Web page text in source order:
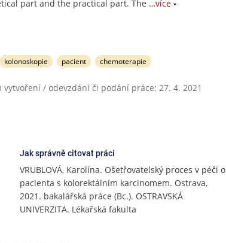
part and the practical part. The …více
kolonoskopie pacient chemoterapie
vytvoření / odevzdání či podání práce: 27. 4. 2021
Jak správně citovat práci
VRUBLOVÁ, Karolína. Ošetřovatelský proces v péči o
pacienta s kolorektálním karcinomem. Ostrava,
2021. bakalářská práce (Bc.). OSTRAVSKÁ
UNIVERZITA. Lékařská fakulta